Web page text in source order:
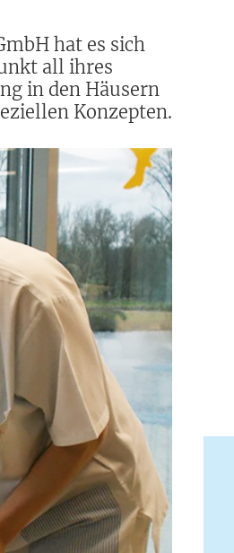
hat es sich
all ihres
in den Häusern
Konzepten.